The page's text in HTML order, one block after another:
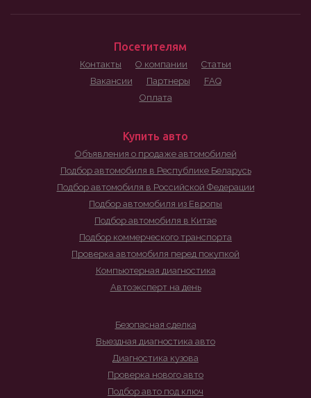
Посетителям
Контакты О компании
Статьи
Вакансии
Партнеры
FAQ
Оплата
Купить авто
Объявления о продаже автомобилей
Подбор автомобиля в Республике Беларусь
Подбор автомобиля в Российской Федерации
Подбор автомобиля из Европы
Подбор автомобиля в Китае
Подбор коммерческого транспорта
Проверка автомобиля перед покупкой
Компьютерная диагностика
Автоэксперт на день
Безопасная сделка
Выездная диагностика авто
Диагностика кузова
Проверка нового авто
Подбор авто под ключ